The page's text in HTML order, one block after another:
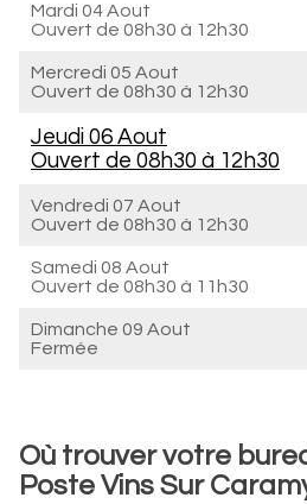
Mardi 04 Aout
Ouvert de 08h30 à 12h30
Mercredi 05 Aout
Ouvert de 08h30 à 12h30
Jeudi 06 Aout
Ouvert de 08h30 à 12h30
Vendredi 07 Aout
Ouvert de 08h30 à 12h30
Samedi 08 Aout
Ouvert de 08h30 à 11h30
Dimanche 09 Aout
Fermée
Où trouver votre
Poste Vins Sur